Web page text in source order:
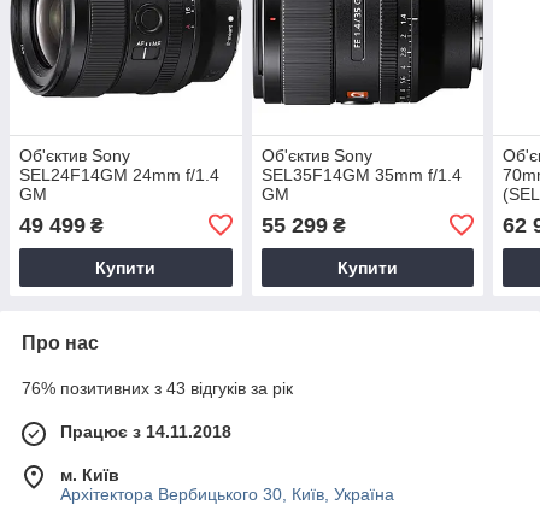
Об'єктив Sony
SEL24F14GM 24mm f/1.4
GM
49 499 ₴
Купити
Об'єктив Sony
SEL35F14GM 35mm f/1.4
GM
55 299₴
Купити
62
Про нас
76% позитивних з 43 відгуків за рік
Працює з 14.11.2018
м. Київ
Архітектора Вербицького 30, Київ, Україна